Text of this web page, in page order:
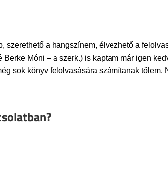
a hangszínem, élvezhető a
Móni – a szerk.) is kaptam már igen
sok könyv felolvasására számítanak tőlem.